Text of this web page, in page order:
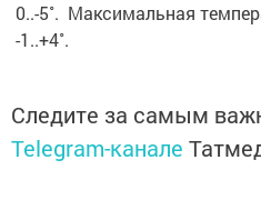
0..-5˚. Максимальная
-1..+4˚.
Следите за самым
Telegram-канале